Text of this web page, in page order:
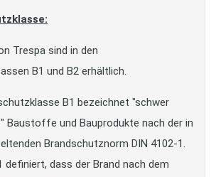
Trespa sind in den
B1 und B2 erhältlich.
B1 bezeichnet "schwer
Baustoffe und Bauprodukte nach der in
Brandschutznorm DIN 4102-1.
definiert, dass der Brand nach dem